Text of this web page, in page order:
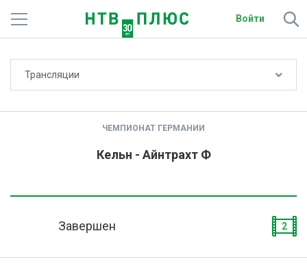
Войти
Трансляции
ЧЕМПИОНАТ ГЕРМАНИИ
Кельн - Айнтрахт Ф
Завершен 2